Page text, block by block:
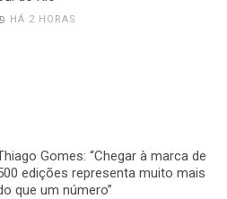
HÁ 2 HORAS
Gomes: “Chegar à marca de
edições representa muito mais
que um número”